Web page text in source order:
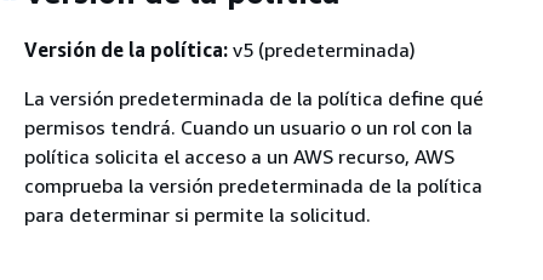
Versión de la política: v5 (predeterminada)
La versión predeterminada de la política define qué
permisos tendrá. Cuando un usuario o un rol con la
política solicita el acceso a un AWS recurso, AWS
comprueba la versión predeterminada de la política
para determinar si permite la solicitud.